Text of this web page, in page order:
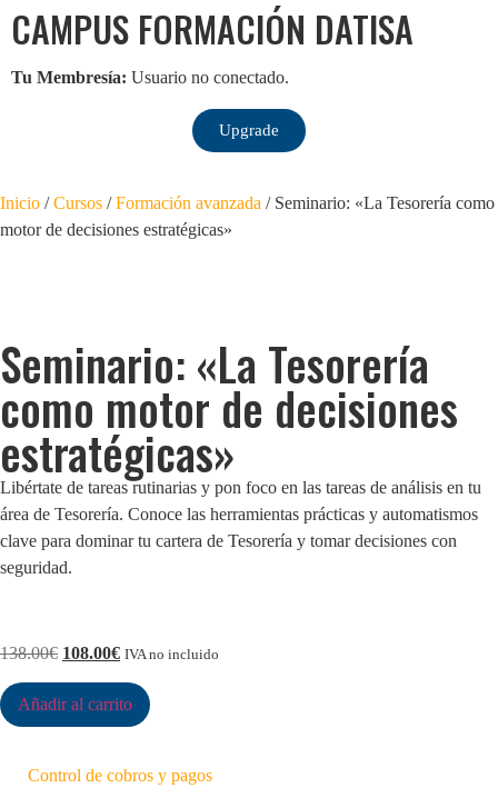
CAMPUS FORMACIÓN DATISA
Tu Membresía: Usuario no conectado.
Upgrade
Inicio /Cursos /Formación avanzada / Seminario: «La Tesorería como
motor de decisiones estratégicas»
Seminario: «La Tesorería
como motor de decisiones
estratégicas»
Libértate de tareas rutinarias y pon foco en las tareas de análisis en tu
área de Tesorería. Conoce las herramientas prácticas y automatismos
clave para dominar tu cartera de Tesorería y tomar decisiones con
seguridad.
138.00€ 108.00€ IVA no incluido
Añadir al carrito
Control de cobros y pagos